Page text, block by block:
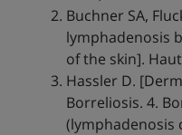
Buchner SA,
lymphadenosis
of the skin].
Hassler D.
Borreliosis. 4.
(lymphadenosis